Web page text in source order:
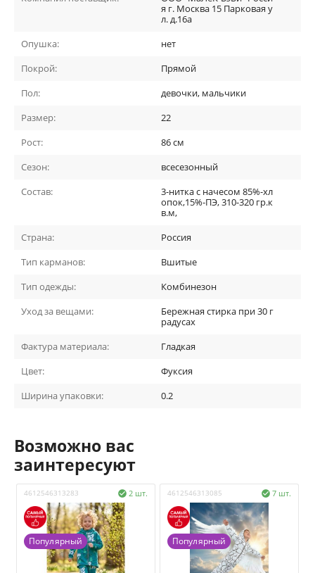
я г. Москва 15 Парковая у
л. д.16а
Опушка:
нет
Покрой:
Прямой
Пол:
девочки, мальчики
Размер:
22
Рост:
86 см
Сезон:
всесезонный
Состав:
3-нитка с начесом 85%-хл
опок,15%-ПЭ, 310-320 гр.к
в.м,
Страна:
Россия
Тип карманов:
Вшитые
Тип одежды:
Комбинезон
Уход за вещами:
Бережная стирка при 30 г
радусах
Фактура материала:
Гладкая
Цвет:
Фуксия
Ширина упаковки:
0.2
Возможно вас
заинтересуют
4612546313283 2 шт.

Популярный
4612546313085 7 шт.

Популярный